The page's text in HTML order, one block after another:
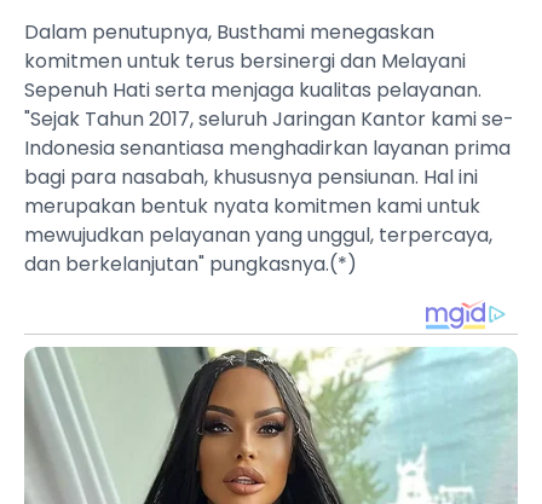
Dalam penutupnya, Busthami menegaskan
komitmen untuk terus bersinergi dan Melayani
Sepenuh Hati serta menjaga kualitas pelayanan.
"Sejak Tahun 2017, seluruh Jaringan Kantor kami se-
Indonesia senantiasa menghadirkan layanan prima
bagi para nasabah, khususnya pensiunan. Hal ini
merupakan bentuk nyata komitmen kami untuk
mewujudkan pelayanan yang unggul, terpercaya,
dan berkelanjutan" pungkasnya.(*)